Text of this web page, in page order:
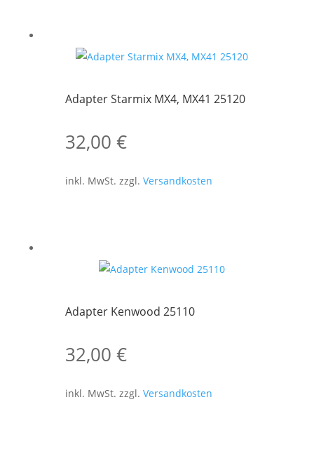
Adapter Starmix MX4, MX41 25120
32,00€
inkl. MwSt. zzgl.Versandkosten
Adapter Kenwood 25110
32,00€
inkl. MwSt. zzgl.Versandkosten